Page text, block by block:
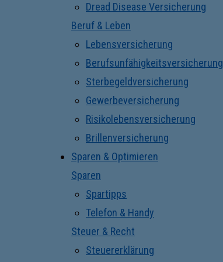
Dread Disease Versicherung
Beruf & Leben
Lebensversicherung
Berufsunfähigkeitsversicherung
Sterbegeldversicherung
Gewerbeversicherung
Risikolebensversicherung
Brillenversicherung
Sparen & Optimieren
Sparen
Spartipps
Telefon & Handy
Steuer & Recht
Steuererklärung